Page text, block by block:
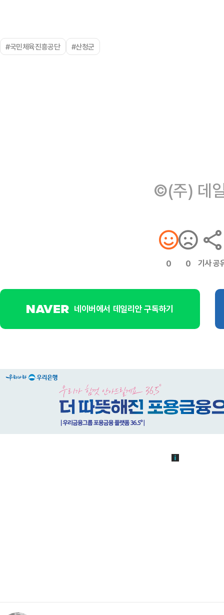
#국민체육진흥공단 #산청군
©(주) 데
0 0 기사 공
네이버에서 데일리안 구독하기